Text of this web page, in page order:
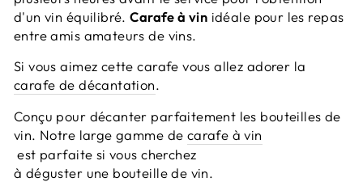
d'un vin équilibré.Carafe à vin idéale pour les repas
entre amis amateurs de vins.
Si vous aimez cette carafe vous allez adorer la
carafe de décantation.
Conçu pour décanter parfaitement les bouteilles de
vin. Notre large gamme de carafe à vin
est parfaite si vous cherchez
à déguster une bouteille de vin.